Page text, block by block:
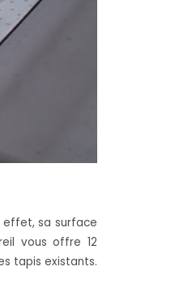
effet, sa surface
vous offre 12
tapis existants.